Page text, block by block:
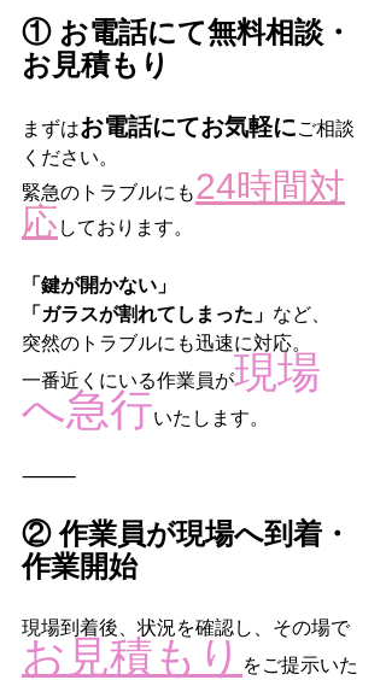
① お電話にて無料相談・
お見積もり
まずはお電話にてお気軽にご相談
ください。
緊急のトラブルにも24時間対
応 しております。
「鍵が開かない」
「ガラスが割れてしまった」 など、
突然のトラブルにも迅速に対応。
一番近くにいる作業員が現場
へ急行いたします。
⸻
② 作業員が現場へ到着・
作業開始
現場到着後、状況を確認し、その場で
お見積もり
をご提示いた